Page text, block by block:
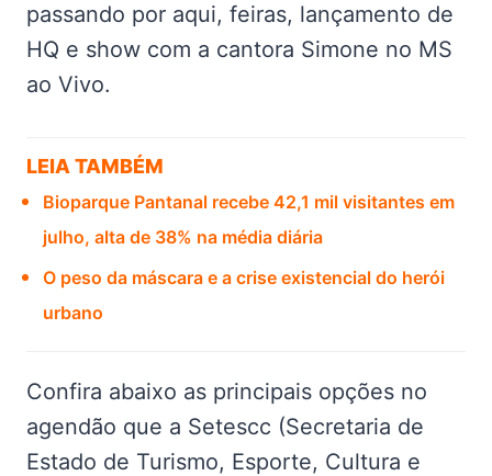
passando por aqui, feiras, lançamento de
HQ e show com a cantora Simone no MS
ao Vivo.
LEIA TAMBÉM
Bioparque Pantanal recebe 42,1 mil visitantes em
julho, alta de 38% na média diária
O peso da máscara e a crise existencial do herói
urbano
Confira abaixo as principais opções no
agendão que a Setescc (Secretaria de
Estado de Turismo, Esporte, Cultura e